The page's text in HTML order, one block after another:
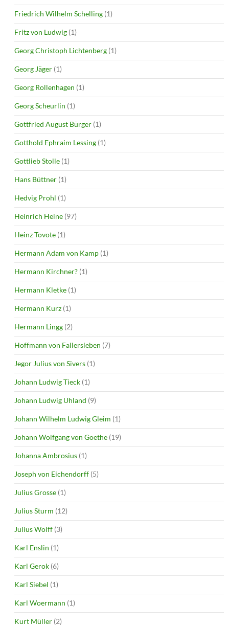
Friedrich Wilhelm Schelling (1)
Fritz von Ludwig (1)
Georg Christoph Lichtenberg (1)
Georg Jäger (1)
Georg Rollenhagen (1)
Georg Scheurlin (1)
Gottfried August Bürger (1)
Gotthold Ephraim Lessing (1)
Gottlieb Stolle (1)
Hans Büttner (1)
Hedvig Prohl (1)
Heinrich Heine (97)
Heinz Tovote (1)
Hermann Adam von Kamp (1)
Hermann Kirchner? (1)
Hermann Kletke (1)
Hermann Kurz (1)
Hermann Lingg (2)
Hoffmann von Fallersleben (7)
Jegor Julius von Sivers (1)
Johann Ludwig Tieck (1)
Johann Ludwig Uhland (9)
Johann Wilhelm Ludwig Gleim (1)
Johann Wolfgang von Goethe (19)
Johanna Ambrosius (1)
Joseph von Eichendorff (5)
Julius Grosse (1)
Julius Sturm (12)
Julius Wolff (3)
Karl Enslin (1)
Karl Gerok (6)
Karl Siebel (1)
Karl Woermann (1)
Kurt Müller (2)